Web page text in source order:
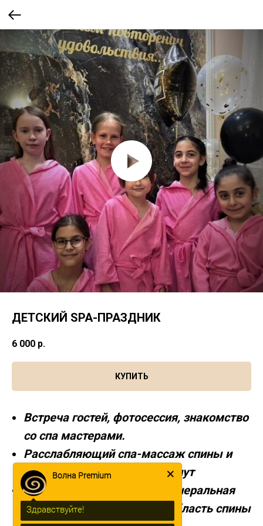
ДЕТСКИЙ SPA-ПРАЗДНИК
6 000 р.
КУПИТЬ
Встреча гостей, фотосессия, знакомство
со спа мастерами.
Расслабляющий спа-массаж спины и
ШВЗ, массаж головы 40 минут
Оздоровительная маска минеральная
грязь Пелоид Геранды на область спины
Волна Premium
Здравствуйте!